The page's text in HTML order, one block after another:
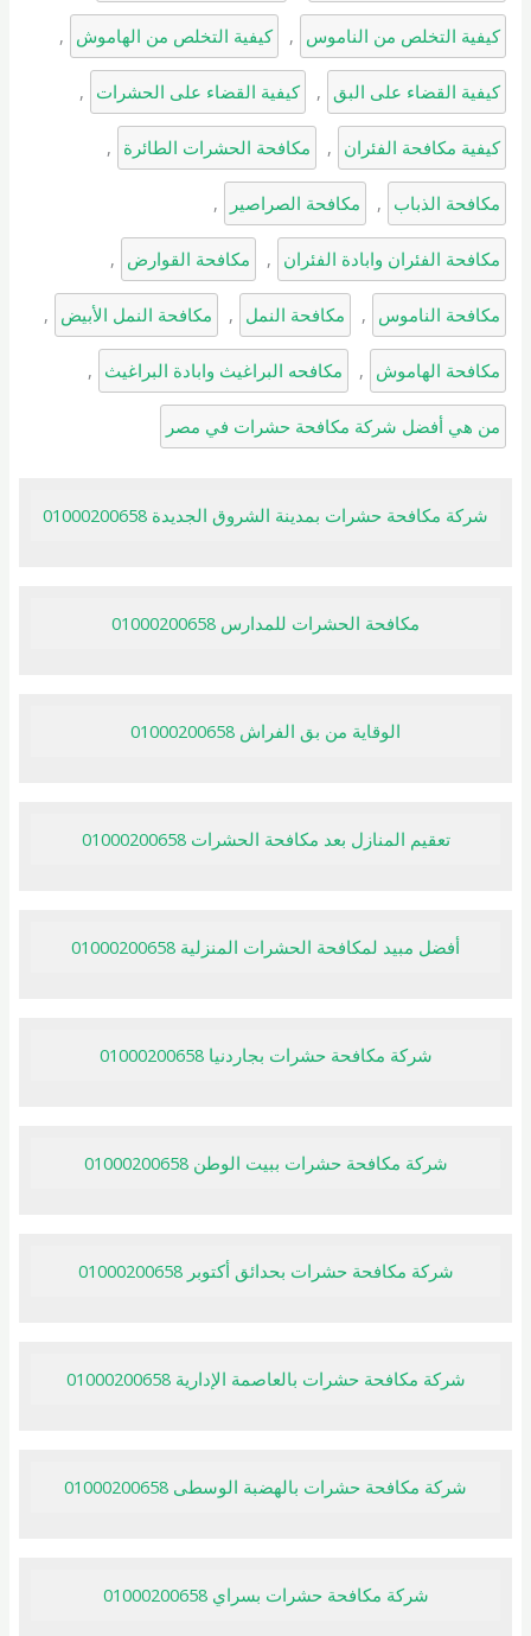
كيفية التخلص من الناموس , كيفية التخلص من الهاموش ,
كيفية القضاء على البق , كيفية القضاء على الحشرات ,
كيفية مكافحة الفئران , مكافحة الحشرات الطائرة ,
مكافحة الذباب , مكافحة الصراصير ,
مكافحة الفئران وابادة الفئران , مكافحة القوارض ,
مكافحة الناموس , مكافحة النمل , مكافحة النمل الأبيض ,
مكافحة الهاموش , مكافحه البراغيث وابادة البراغيث ,
من هي أفضل شركة مكافحة حشرات في مصر
شركة مكافحة حشرات بمدينة الشروق الجديدة 01000200658
مكافحة الحشرات للمدارس 01000200658
الوقاية من بق الفراش 01000200658
تعقيم المنازل بعد مكافحة الحشرات 01000200658
أفضل مبيد لمكافحة الحشرات المنزلية 01000200658
شركة مكافحة حشرات بجاردنيا 01000200658
شركة مكافحة حشرات ببيت الوطن 01000200658
شركة مكافحة حشرات بحدائق أكتوبر 01000200658
شركة مكافحة حشرات بالعاصمة الإدارية 01000200658
شركة مكافحة حشرات بالهضبة الوسطى 01000200658
شركة مكافحة حشرات بسراي 01000200658